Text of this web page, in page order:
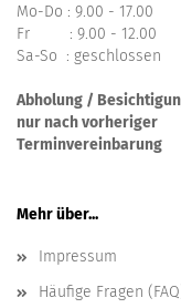
Mo-Do : 9.00 - 17.00
Fr : 9.00 - 12.00
Sa-So : geschlossen
Abholung /
nur nach vorheriger
Terminvereinbarung
Mehr über...
Impressum
Häufige Fragen